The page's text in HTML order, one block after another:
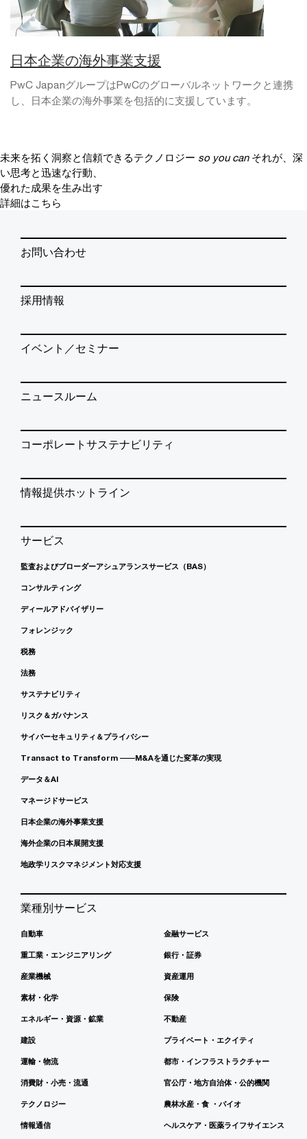
日本企業の海外事業支援
PwC JapanグループはPwCのグローバルネットワークと連携
し、日本企業の海外事業を包括的に支援しています。
未来を拓く洞察と信頼できるテクノロジー so you can それが、深
い思考と迅速な行動、
優れた成果を生み出す
詳細はこちら
お問い合わせ
採用情報
イベント／セミナー
ニュースルーム
コーポレートサステナビリティ
情報提供ホットライン
サービス
監査およびブローダーアシュアランスサービス（BAS）
コンサルティング
ディールアドバイザリー
フォレンジック
税務
法務
サステナビリティ
リスク＆ガバナンス
サイバーセキュリティ＆プライバシー
Transact to Transform ――M&Aを通じた変革の実現
データ＆AI
マネージドサービス
日本企業の海外事業支援
海外企業の日本展開支援
地政学リスクマネジメント対応支援
業種別サービス
自動車
重工業・エンジニアリング
産業機械
素材・化学
エネルギー・資源・鉱業
建設
運輸・物流
消費財・小売・流通
テクノロジー
情報通信
金融サービス
銀行・証券
資産運用
保険
不動産
プライベート・エクイティ
都市・インフラストラクチャー
官公庁・地方自治体・公的機関
農林水産・食 ・バイオ
ヘルスケア・医薬ライフサイエンス